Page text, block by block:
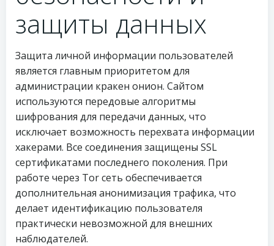
защиты данных
Защита личной информации пользователей
является главным приоритетом для
администрации кракен онион. Сайтом
используются передовые алгоритмы
шифрования для передачи данных, что
исключает возможность перехвата информации
хакерами. Все соединения защищены SSL
сертификатами последнего поколения. При
работе через Tor сеть обеспечивается
дополнительная анонимизация трафика, что
делает идентификацию пользователя
практически невозможной для внешних
наблюдателей.